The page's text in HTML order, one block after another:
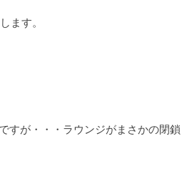
ます。
すが・・・ラウンジがまさかの閉鎖